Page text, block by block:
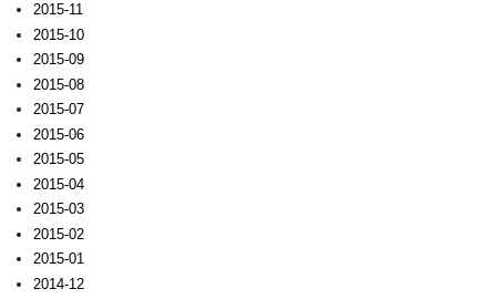
2015-11
2015-10
2015-09
2015-08
2015-07
2015-06
2015-05
2015-04
2015-03
2015-02
2015-01
2014-12